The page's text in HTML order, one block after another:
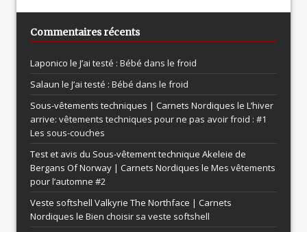
Commentaires récents
Laponico le J’ai testé : Bébé dans le froid
Salaun le J’ai testé : Bébé dans le froid
Sous-vêtements techniques | Carnets Nordiques le L’hiver
arrive: vêtements techniques pour ne pas avoir froid : #1
Les sous-couches
Test et avis du Sous-vêtement technique Akeleie de
Bergans Of Norway | Carnets Nordiques le Mes vêtements
pour l’automne #2
Veste softshell Valkyrie The Northface | Carnets
Nordiques le Bien choisir sa veste softshell